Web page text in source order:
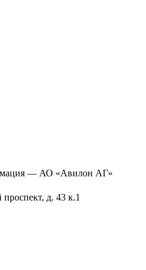
— АО «Авилон АГ»
д. 43 к.1